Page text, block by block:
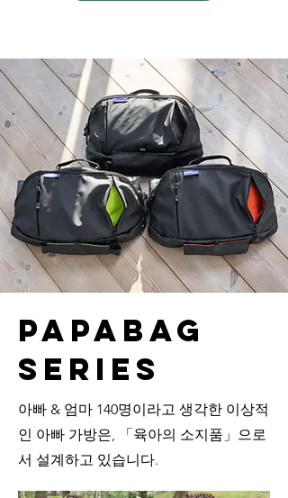
papabag
series
아빠 & 엄마 140명이라고 생각한 이상적
인 아빠 가방은, 「육아의 소지품」으로
서 설계하고 있습니다.